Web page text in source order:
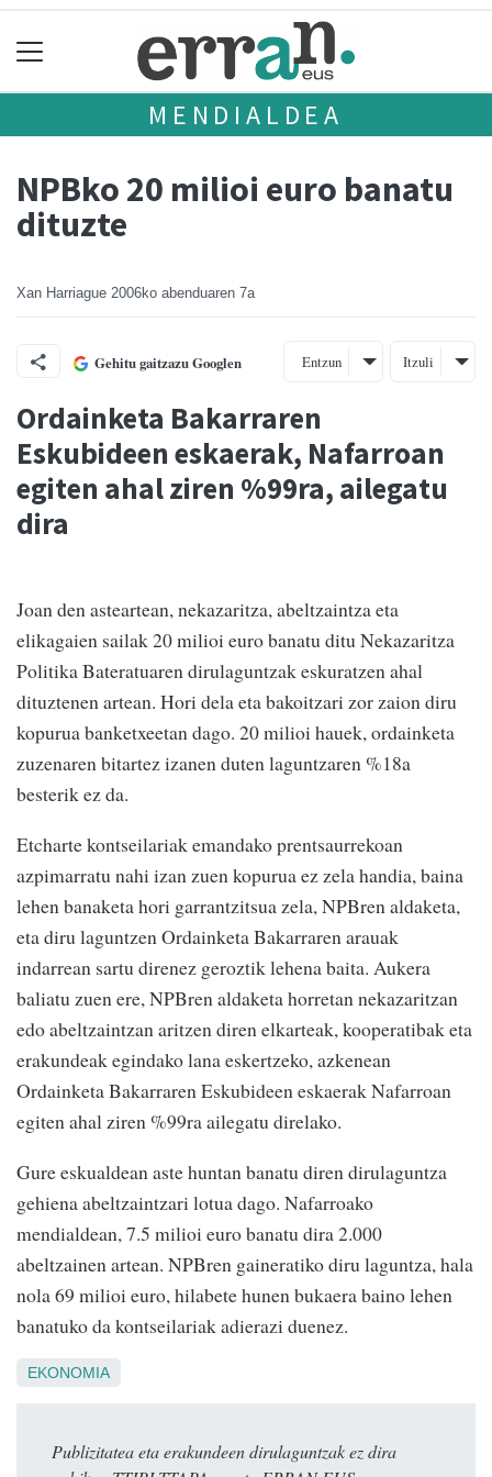
MENDIALDEA
NPBko 20 milioi euro banatu
dituzte
Xan Harriague 2006ko abenduaren 7a
Gehitu gaitzazu Googlen Entzun Itzuli
Ordainketa Bakarraren
Eskubideen eskaerak, Nafarroan
egiten ahal ziren %99ra, ailegatu
dira
Joan den asteartean, nekazaritza, abeltzaintza eta
elikagaien sailak 20 milioi euro banatu ditu Nekazaritza
Politika Bateratuaren dirulaguntzak eskuratzen ahal
dituztenen artean. Hori dela eta bakoitzari zor zaion diru
kopurua banketxeetan dago. 20 milioi hauek, ordainketa
zuzenaren bitartez izanen duten laguntzaren %18a
besterik ez da.
Etcharte kontseilariak emandako prentsaurrekoan
azpimarratu nahi izan zuen kopurua ez zela handia, baina
lehen banaketa hori garrantzitsua zela, NPBren aldaketa,
eta diru laguntzen Ordainketa Bakarraren arauak
indarrean sartu direnez geroztik lehena baita. Aukera
baliatu zuen ere, NPBren aldaketa horretan nekazaritzan
edo abeltzaintzan aritzen diren elkarteak, kooperatibak eta
erakundeak egindako lana eskertzeko, azkenean
Ordainketa Bakarraren Eskubideen eskaerak Nafarroan
egiten ahal ziren %99ra ailegatu direlako.
Gure eskualdean aste huntan banatu diren dirulaguntza
gehiena abeltzaintzari lotua dago. Nafarroako
mendialdean, 7.5 milioi euro banatu dira 2.000
abeltzainen artean. NPBren gaineratiko diru laguntza, hala
nola 69 milioi euro, hilabete hunen bukaera baino lehen
banatuko da kontseilariak adierazi duenez.
EKONOMIA
Publizitatea eta erakundeen dirulaguntzak ez dira